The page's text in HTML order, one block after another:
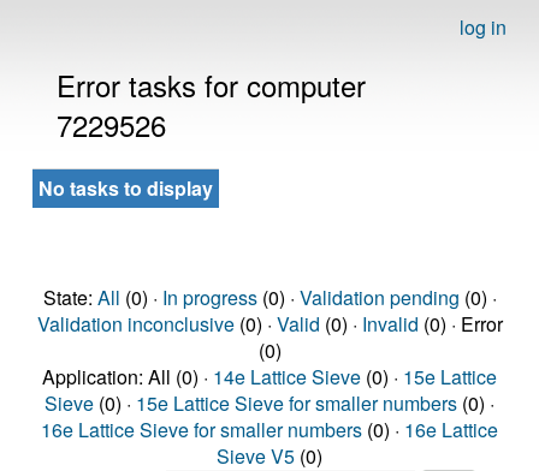
log in
Error tasks for computer
7229526
No tasks to display
State: All (0) · In progress(0) · Validation pending (0) ·
Validation inconclusive(0) · Valid (0) · Invalid (0) · Error
(0)
Application: All (0) · 14e Lattice Sieve (0) · 15e Lattice
Sieve (0) · 15e Lattice Sieve for smaller numbers (0) ·
16e Lattice Sieve for smaller numbers (0) · 16e Lattice
Sieve V5 (0)